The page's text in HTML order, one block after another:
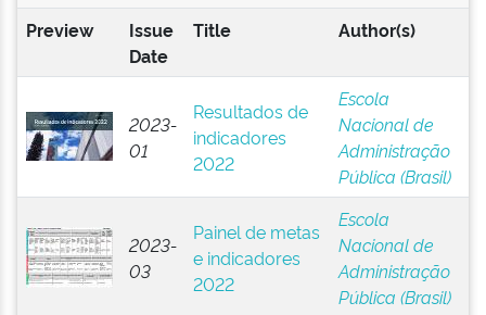
Preview
Issue
Date
Title Author(s)
2023-
01
Resultados de
indicadores
2022
Escola
Nacional de
Administração
Pública (Brasil)
2023-
03
Painel de metas
e indicadores
2022
Escola
Nacional de
Administração
Pública (Brasil)